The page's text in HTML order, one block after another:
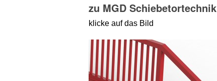
zu MGD Schiebetortechnik
klicke auf das Bild